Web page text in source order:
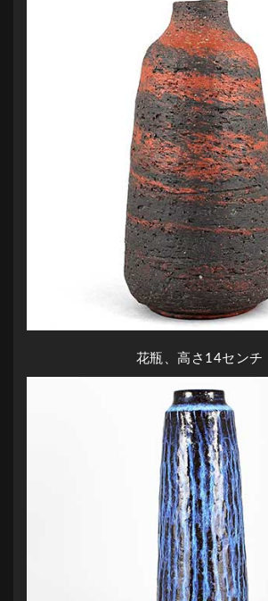
花瓶、高さ14センチ